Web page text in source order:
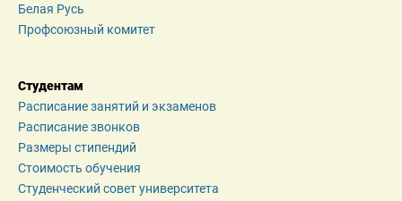
Белая Русь
Профсоюзный комитет
Студентам
Расписание занятий и экзаменов
Расписание звонков
Размеры стипендий
Стоимость обучения
Студенческий совет университета